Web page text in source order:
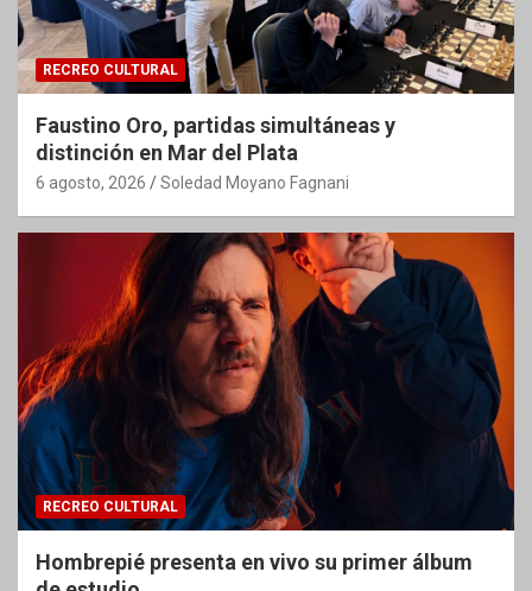
RECREO CULTURAL
Faustino Oro, partidas simultáneas y
distinción en Mar del Plata
6 agosto, 2026 Soledad Moyano Fagnani
RECREO CULTURAL
Hombrepié presenta en vivo su primer álbum